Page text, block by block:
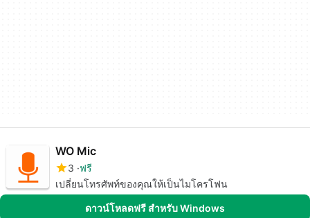
WO Mic
3 ฟรี
เปลี่ยนโทรศัพท์ของคุณให้เป็นไมโครโฟน
ดาวน์โหลดฟรี สำหรับ Windows